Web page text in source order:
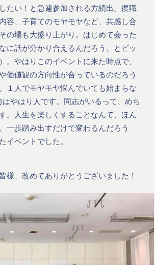
たい！と急遽参加される方続出。復職
容、子育てのモヤモヤなど、共感し合
の場も大盛り上がり。はじめて会った
に話が分かり合えるんだろう、とビッ
。やはりこのイベントに来た時点で、
価値観の方向性が合っているのだろう
１人でモヤモヤ悩んでいても始まらな
やはり人です。同志がいるって、めち
。人生を楽しくすることなんて、ほん
一歩踏み出すだけで変わるんだろう
イベントでした。
様、改めてありがとうございました！